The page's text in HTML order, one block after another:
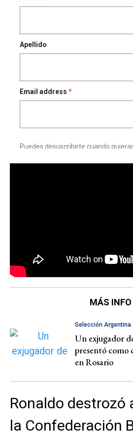
MÁS INFO
Selección Argentina
Un exjugador
presentó como
en Rosario
Ronaldo destrozó
la Confederación